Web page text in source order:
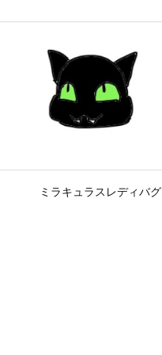
ミラキュラスレディバグ